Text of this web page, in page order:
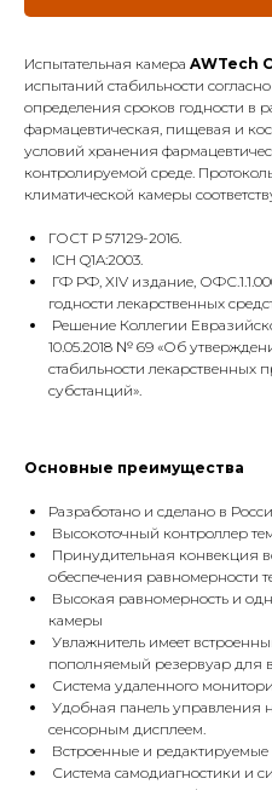
Испытательная камера AWTech
испытаний стабильности
определения сроков годности в
фармацевтическая, пищевая и
условий хранения
контролируемой среде.
климатической камеры
ГОСТ Р 57129-2016.
ICH Q1A:2003.
ГФ РФ, XIV издание,
годности лекарственных
Решение Коллегии
10.05.2018 № 69 «Об
стабильности лекарственных
субстанций».
Основные преимущества
Разработано и сделано в
Высокоточный контроллер
Принудительная конвекция
обеспечения равномерности
Высокая равномерность и
камеры
Увлажнитель имеет
пополняемый резервуар для
Система удаленного
Удобная панель управления
сенсорным дисплеем.
Встроенные и
Система самодиагностики и